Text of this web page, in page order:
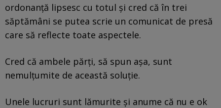
ordonanță lipsesc cu totul și cred că în trei
săptămâni se putea scrie un comunicat de presă
care să reflecte toate aspectele.
Cred că ambele părți, să spun așa, sunt
nemulțumite de această soluție.
Unele lucruri sunt lămurite și anume că nu e ok